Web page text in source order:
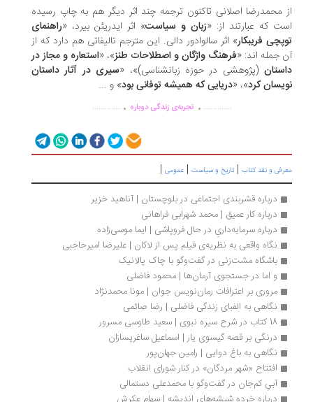
محمدرضا اصلانی تاکنون ترجمه چند اثر دیگر هم به چاپ رسیده
که عبارتند از: «زبان و سیاست» اثر ایدریئن بیرد، « راهنمای
فریبکار » اثر سالوادور دالی. این مترجم تالیفاتی هم دارد که از
جمله اند: «فرهنگ واژگان و اصطلاحات طنز»، «استعاره و مجاز در
(پژوهشی در حوزه زبانشناسی)»، «سیری در آثار داستان
کرد»، «دریایی که همیشه توفانی بود» و ...
.............. .تجربه‌ی زندگی دوباره...............
و نقد کتاب|تاریخ و سیاست |عمومی|
درباره قشربندی اجتماعی در بلوچستان | آناهید خزیر
درباره کار عمیق | محمد شهرابی فراهانی
درباره سرمایه‌داریِ در حال فروپاشی | ایما موسی‌زاده
نگاه واقعی به نظریه‌ی فیلم پس از لاکان | علیرضا امیرحاجبی
باشگاه مشت‌زنی در گفت‌وگو با چاک پالانیک
و اما در جستجوی آرمان‌ها | محمود فاضلی
مروری بر اعترافات رمان‌نویس جوان | مونا محمدنژاد
نگاهی به الفبای زندگی فاضلی | رضا صائمی
درنگی بر قصه گیسوی یار | اسماعیل ساغریسازان
نگاهی به باغ دوایی | رامین جهان‌پور
افتتاح «شهر مردگان» در کنار شورای انقلاب
آبیِ کم‌جان در گفت‌وگو با محمد‌علی دستمالی